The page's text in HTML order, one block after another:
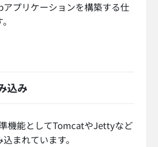
アプリケーションを構築する仕
込み
機能としてTomcatやJettyなど
まれています。